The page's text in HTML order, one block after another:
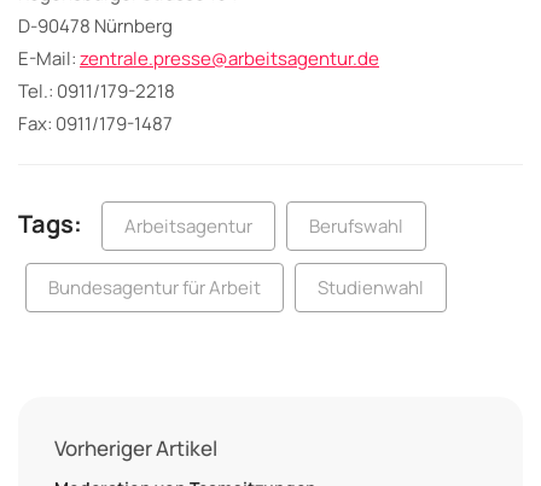
D-90478 Nürnberg
E-Mail:zentrale.presse@arbeitsagentur.de
Tel.: 0911/179-2218
Fax: 0911/179-1487
Tags: Arbeitsagentur Berufswahl
Bundesagentur für Arbeit Studienwahl
Vorheriger Artikel